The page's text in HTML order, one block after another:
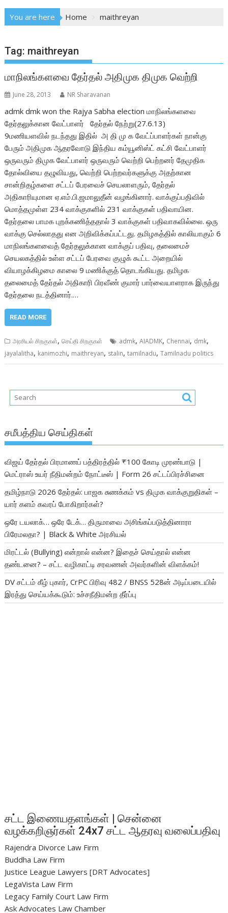
You are here Home maithreyan
Tag: maithreyan
மாநிலங்களவை தேர்தல் அதிமுக திமுக வெற்றி
June 28, 2013 NR Sharavanan
admk dmk won the Rajya Sabha election மாநிலங்களவை
தேர்தலுக்கான வேட்பாளர் தேர்தல் நேற்று(27.6.13)
9மணியளவில் நடந்தது இதில் அ தி மு க வேட்ப்பாளர்கள் நான்கு
பேரும் அதிமுக ஆதரவோடு இந்திய கம்யூனிஸ்ட் கட்சி வேட்பாளர்
ஒருவரும் திமுக வேட்பாளர் ஒருவரும் வெற்றி பெற்றனர் தேமுதிக
தோல்வியை தழுவியது, வெற்றி பெற்றவர்களுக்கு அதற்கான
சான்றிதழ்களை சட்டப் பேரவைச் செயலாளரும், தேர்தல்
அதிகாரியுமான ஏ.எம்.பி.ஜமாலுதீன் வழங்கினார். வாக்குப்பதிவில்
மொத்தமுள்ள 234 வாக்குகளில் 231 வாக்குகள் பதிவாயின.
தேர்தலை பாமக புறக்கணித்ததால் 3 வாக்குகள் பதிவாகவில்லை. ஒரு
வாக்கு செல்லாதது என அறிவிக்கப்பட்டது. தமிழகத்தில் காலியாகும் 6
மாநிலங்களவைத் தேர்தலுக்கான வாக்குப் பதிவு, தலைமைச்
செயலகத்தில் உள்ள சட்டப் பேரவை குழுக் கூட்ட அறையில்
வியாழக்கிழமை காலை 9 மணிக்குத் தொடங்கியது. தமிழக
தலைமைத் தேர்தல் அதிகாரி பிரவீண் குமார் பார்வையாளராக இருந்து
தேர்தலை நடத்தினார்.…
READ MORE
அரசியல் சிறகுகள்,செய்தி சிறகுகள் admk,AIADMK, Chennai, dmk,
jayalalitha, kanimozhi, maithreyan, stalin,tamilnadu,Tamilnadu politics
சமீபத்திய செய்திகள்
விஜய் தேர்தல் பிரமாணப் பத்திரத்தில் ₹100 கோடி முரண்பாடு |
மெட்ராஸ் உயர் நீதிமன்றம் நோட்டீஸ் | Form 26 சட்டப்பிரச்சினை
தமிழ்நாடு 2026 தேர்தல்: பாஜக சுணக்கம் vs திமுக வாக்குறுதிகள் –
யார் களம் கவரப் போகிறார்கள்?
ஒரே டயலாக்… ஒரே டேக்… திருமாவை அசிங்கப்படுத்தினாரா
பிரேமலதா? | Black & White அரசியல்
மிரட்டல் (Bullying) என்றால் என்ன? இதைச் செய்தால் என்ன
தண்டனை? – சட்ட வழிகாட்டி சரவணன் அவர்களின் விளக்கம்!
DV சட்டம் கீழ் புகார், CrPC பிரிவு 482 / BNSS 528ன் அடிப்படையில்
இரத்து செய்யக்கூடும்: உச்சநீதிமன்ற தீர்ப்பு
சட்ட இணையதளங்கள் | சென்னை
வழக்கறிஞர்கள் 24x7 சட்ட ஆதரவு வலைப்பதிவு
Rajendra Divorce Law Firm
Buddha Law Firm
Justice League Lawyers [DRT Advocates]
LegaVista Law Firm
Legacy Family Court Law Firm
Ask Advocates Law Chamber